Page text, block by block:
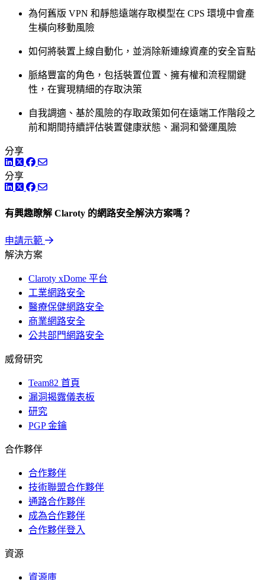
為何舊版 VPN 和靜態遠端存取模型在 CPS 環境中會產
生橫向移動風險
如何將裝置上線自動化，並消除新連線資產的安全盲點
脈絡豐富的角色，包括裝置位置、擁有權和流程關鍵
性，在實現精細的存取決策
自我調適、基於風險的存取政策如何在遠端工作階段之
前和期間持續評估裝置健康狀態、漏洞和營運風險
分享
LinkedIn
TwitterFacebook
分享
LinkedIn
TwitterFacebook
有興趣瞭解 Claroty 的網路安全解決方案嗎？
申請示範
解決方案
Claroty xDome 平台
工業網路安全
醫療保健網路安全
商業網路安全
公共部門網路安全
威脅研究
Team82 首頁
漏洞揭露儀表板
研究
PGP 金鑰
合作夥伴
合作夥伴
技術聯盟合作夥伴
通路合作夥伴
成為合作夥伴
合作夥伴登入
資源
資源庫